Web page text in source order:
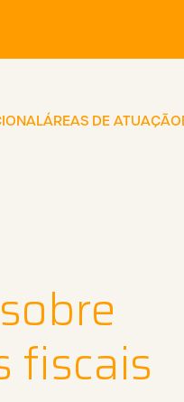
ÁREAS DE ATUAÇÃO
fiscais